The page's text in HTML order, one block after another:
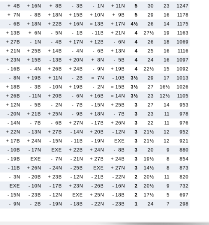
+ 4B + 16N + 8B - 3B - 1N + 11N 5 30 23
1247
+ 7N - 8B + 18N + 15B + 10N + 9B 5 29 16
1178
- 6B + 18N + 22B + 16N = 13B + 17N 4½ 26 14
1175
+ 13B + 6N - 5N - 1B - 11B + 21N 4 27½ 19
1163
+ 27B - 1N - 4B + 17N + 12B - 6N 4 26 18
1069
+ 21N + 25B + 14B - 4N - 6B + 13N 4 25 16
1116
+ 23N + 15B - 13B + 20N + 8N - 5B 4 24 16
1097
- 16B - 4N + 26B + 24B - 9N + 19B 4 22½ 15
1092
- 8N + 19B + 11N - 2B = 7N - 10B 3½ 29 17
1013
+ 18B - 3B - 10N + 19B - 2N = 15B 3½ 27 16½
1026
+ 26B - 11N + 20B - 6N + 16B = 14N 3½ 23 12½
1105
+ 12N - 5B - 2N - 7B - 15N + 25B 3 27 14
953
- 20N + 21B + 25N - 9B + 18N - 7B 3 23 11
978
- 14N - 7B - 6B + 27N - 17B + 26N 3 22 11
976
+ 22N - 13N + 27B - 14N + 20B - 12N 3 21½ 12
952
+ 17B + 24N - 15N - 11B - 19N EXE 3 21½ 12
921
- 10B - 17N EXE + 22B + 24N - 8B 3 20 9
880
- 19B EXE - 7N - 21N + 27B + 24B 3 19½ 8
854
- 11B + 26N - 24N - 25B EXE + 27N 3 14½ 8
873
- 3N - 20B + 23B - 12N - 21B - 22N 2 20½ 11
820
EXE - 10N - 17B + 23N - 26B - 16N 2 20½ 9
732
- 15N - 23B - 12N EXE + 25N - 18B 2 17½ 5
697
- 9N - 2B - 19N - 18B - 22N - 23B 1 24 7 298